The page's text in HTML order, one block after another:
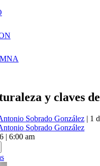
y claves
Sobrado González | 1
Sobrado González
| 6:00 am